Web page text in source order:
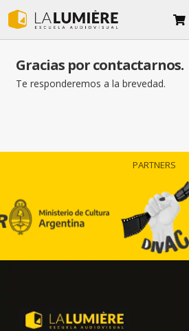
Fotografía
Diseño y Dibujo
Blog
Gracias por contactarnos.
Te responderemos a la brevedad.
PARTNERS